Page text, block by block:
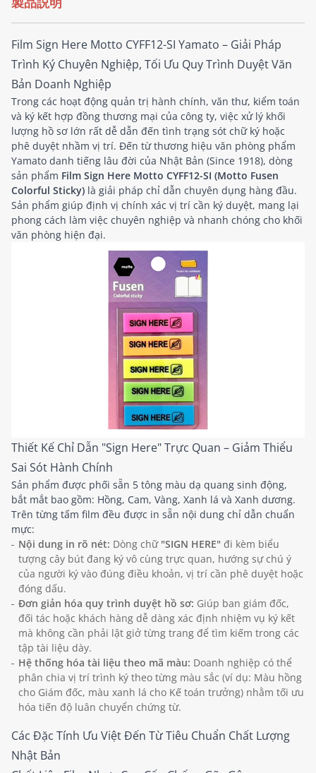
Film Sign Here Motto CYFF12-SI Yamato – Giải Pháp
Trình Ký Chuyên Nghiệp, Tối Ưu Quy Trình Duyệt Văn
Bản Doanh Nghiệp
Trong các hoạt động quản trị hành chính, văn thư, kiểm toán
và ký kết hợp đồng thương mại của công ty, việc xử lý khối
lượng hồ sơ lớn rất dễ dẫn đến tình trạng sót chữ ký hoặc
phê duyệt nhầm vị trí. Đến từ thương hiệu văn phòng phẩm
Yamato danh tiếng lâu đời của Nhật Bản (Since 1918), dòng
sản phẩm Film Sign Here Motto CYFF12-SI (Motto Fusen
Colorful Sticky) là giải pháp chỉ dẫn chuyên dụng hàng đầu.
Sản phẩm giúp định vị chính xác vị trí cần ký duyệt, mang lại
phong cách làm việc chuyên nghiệp và nhanh chóng cho khối
văn phòng hiện đại.
Thiết Kế Chỉ Dẫn "Sign Here" Trực Quan – Giảm Thiểu
Sai Sót Hành Chính
Sản phẩm được phối sẵn 5 tông màu dạ quang sinh động,
bắt mắt bao gồm: Hồng, Cam, Vàng, Xanh lá và Xanh dương.
Trên từng tấm film đều được in sẵn nội dung chỉ dẫn chuẩn
mực:
Nội dung in rõ nét: Dòng chữ "SIGN HERE" đi kèm biểu
tượng cây bút đang ký vô cùng trực quan, hướng sự chú ý
của người ký vào đúng điều khoản, vị trí cần phê duyệt hoặc
đóng dấu.
Đơn giản hóa quy trình duyệt hồ sơ: Giúp ban giám đốc,
đối tác hoặc khách hàng dễ dàng xác định nhiệm vụ ký kết
mà không cần phải lật giở từng trang để tìm kiếm trong các
tập tài liệu dày.
Hệ thống hóa tài liệu theo mã màu: Doanh nghiệp có thể
phân chia vị trí trình ký theo từng màu sắc (ví dụ: Màu hồng
cho Giám đốc, màu xanh lá cho Kế toán trưởng) nhằm tối ưu
hóa tiến độ luân chuyển chứng từ.
Các Đặc Tính Ưu Việt Đến Từ Tiêu Chuẩn Chất Lượng
Nhật Bản